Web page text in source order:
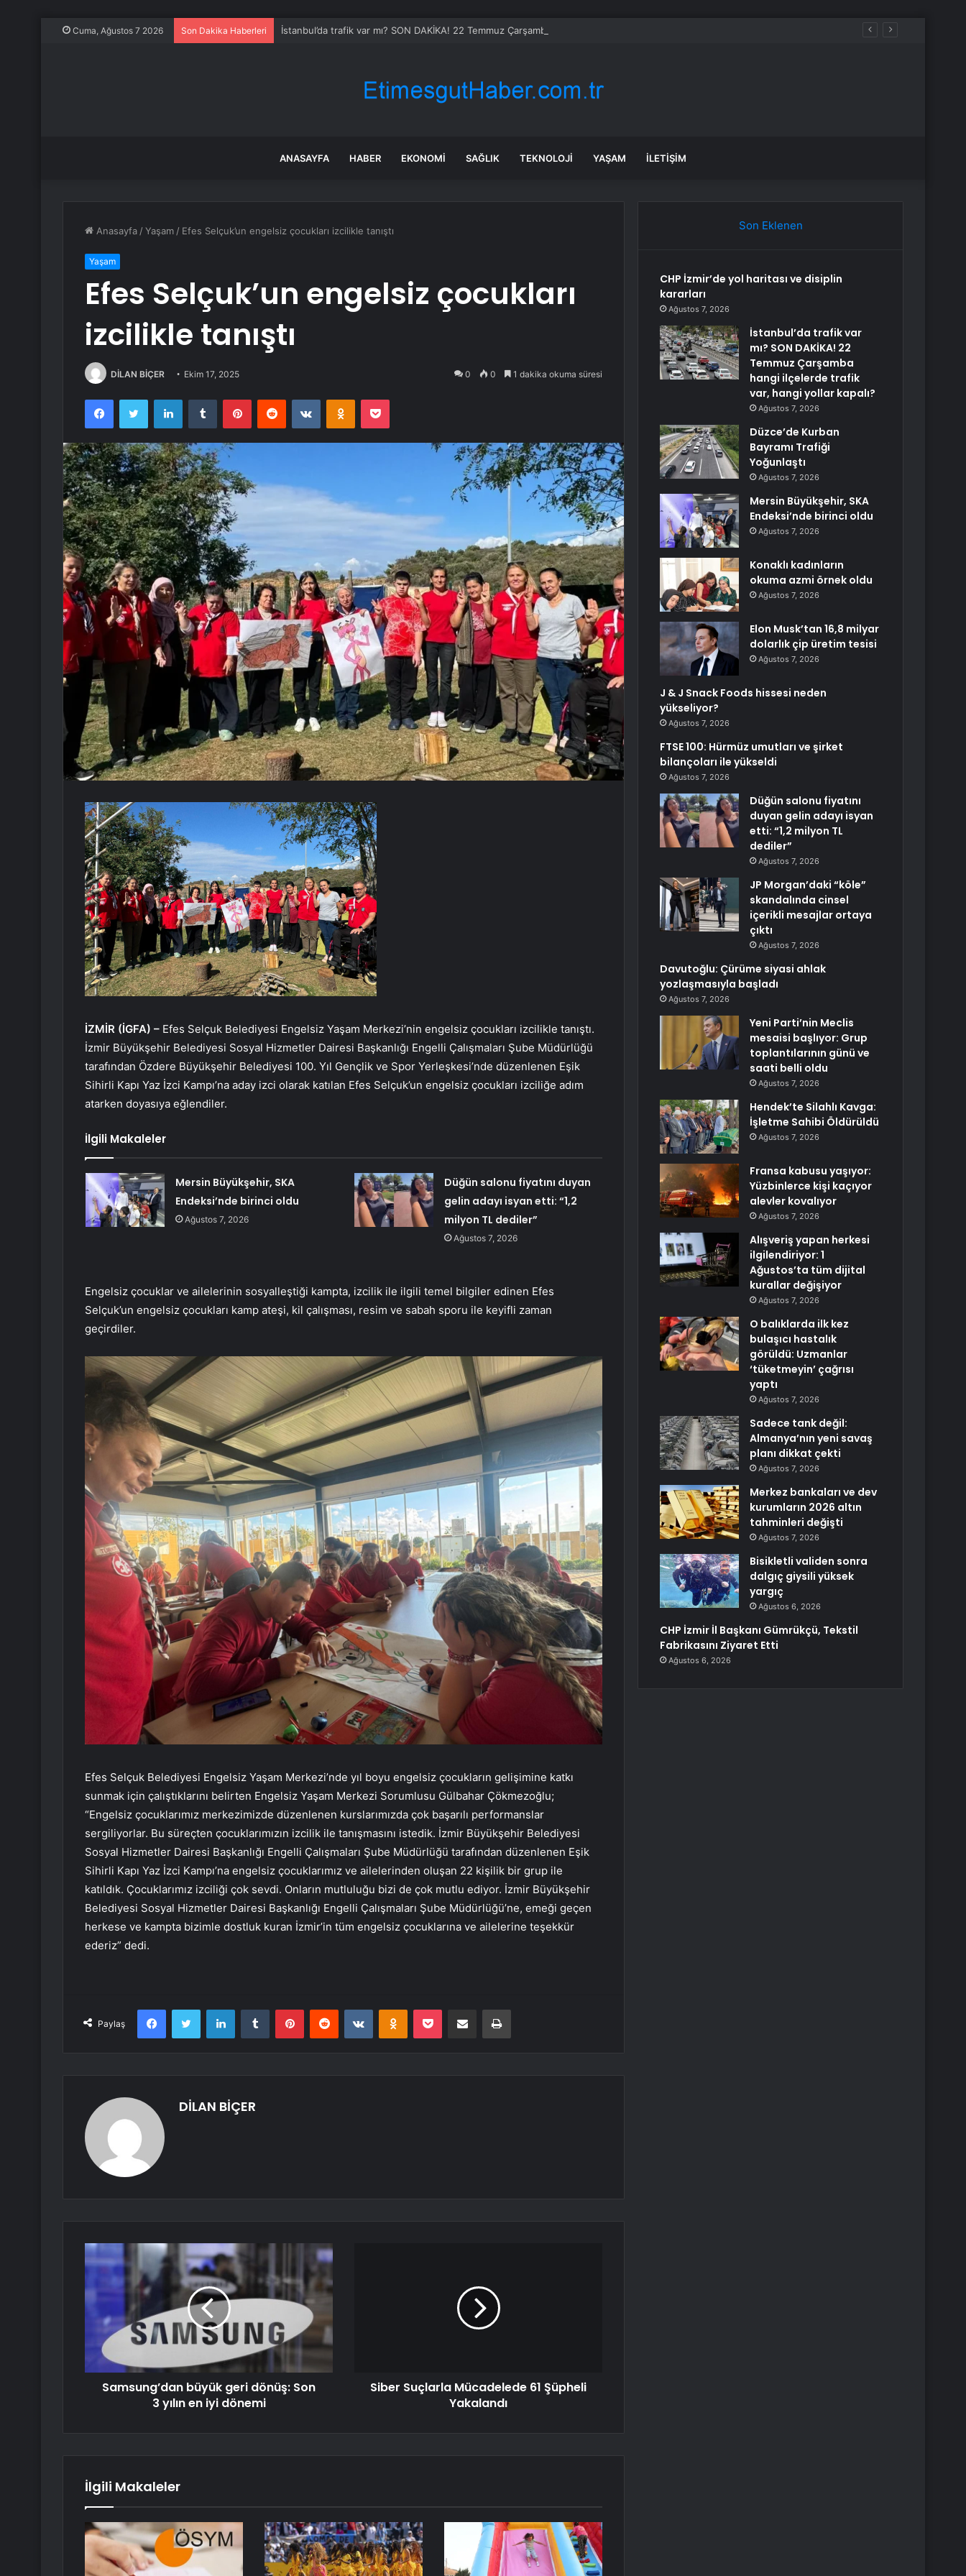
Cuma, Ağustos 7 2026 Son Dakika Haberleri İstanbul’da trafik var mı? SON DAKİKA! 22 Temmuz Çarşamba hangi ilçelerde trafik var, hangi yollar kapalı?
ANASAYFA HABER EKONOMI SAĞLIK TEKNOLOJI YAŞAM İLETIŞIM
Anasayfa /Yaşam / Efes Selçuk’un engelsiz çocukları izcilikle tanıştı
Yaşam
Efes Selçuk’un engelsiz çocukları
izcilikle tanıştı
DİLAN BİÇER Ekim 17, 2025 0 0 1 dakika okuma süresi
FacebookTwitter LinkedInTumblr PinterestReddit VKontakteOdnoklassniki
Pocket
İZMİR (İGFA) – Efes Selçuk Belediyesi Engelsiz Yaşam Merkezi’nin engelsiz çocukları izcilikle tanıştı.
İzmir Büyükşehir Belediyesi Sosyal Hizmetler Dairesi Başkanlığı Engelli Çalışmaları Şube Müdürlüğü
tarafından Özdere Büyükşehir Belediyesi 100. Yıl Gençlik ve Spor Yerleşkesi’nde düzenlenen Eşik
Sihirli Kapı Yaz İzci Kampı’na aday izci olarak katılan Efes Selçuk’un engelsiz çocukları izciliğe adım
atarken doyasıya eğlendiler.
İlgili Makaleler
Mersin Büyükşehir, SKA
Endeksi’nde birinci oldu
Ağustos 7, 2026
Düğün salonu fiyatını duyan
gelin adayı isyan etti: “1,2
milyon TL dediler”
Ağustos 7, 2026
Engelsiz çocuklar ve ailelerinin sosyalleştiği kampta, izcilik ile ilgili temel bilgiler edinen Efes
Selçuk’un engelsiz çocukları kamp ateşi, kil çalışması, resim ve sabah sporu ile keyifli zaman
geçirdiler.
Efes Selçuk Belediyesi Engelsiz Yaşam Merkezi’nde yıl boyu engelsiz çocukların gelişimine katkı
sunmak için çalıştıklarını belirten Engelsiz Yaşam Merkezi Sorumlusu Gülbahar Çökmezoğlu;
“Engelsiz çocuklarımız merkezimizde düzenlenen kurslarımızda çok başarılı performanslar
sergiliyorlar. Bu süreçten çocuklarımızın izcilik ile tanışmasını istedik. İzmir Büyükşehir Belediyesi
Sosyal Hizmetler Dairesi Başkanlığı Engelli Çalışmaları Şube Müdürlüğü tarafından düzenlenen Eşik
Sihirli Kapı Yaz İzci Kampı’na engelsiz çocuklarımız ve ailelerinden oluşan 22 kişilik bir grup ile
katıldık. Çocuklarımız izciliği çok sevdi. Onların mutluluğu bizi de çok mutlu ediyor. İzmir Büyükşehir
Belediyesi Sosyal Hizmetler Dairesi Başkanlığı Engelli Çalışmaları Şube Müdürlüğü’ne, emeği geçen
herkese ve kampta bizimle dostluk kuran İzmir’in tüm engelsiz çocuklarına ve ailelerine teşekkür
ederiz” dedi.
Paylaş
FacebookTwitter LinkedInTumblr PinterestReddit VKontakteOdnoklassniki
Pocket E-Posta ile paylaş Yazdır
DİLAN BİÇER
Samsung’dan büyük geri dönüş: Son
3 yılın en iyi dönemi
Siber Suçlarla Mücadelede 61 Şüpheli
Yakalandı
İlgili Makaleler
Son Eklenen
CHP İzmir’de yol haritası ve disiplin
kararları
Ağustos 7, 2026
İstanbul’da trafik var
mı? SON DAKİKA! 22
Temmuz Çarşamba
hangi ilçelerde trafik
var, hangi yollar kapalı?
Ağustos 7, 2026
Düzce’de Kurban
Bayramı Trafiği
Yoğunlaştı
Ağustos 7, 2026
Mersin Büyükşehir, SKA
Endeksi’nde birinci oldu
Ağustos 7, 2026
Konaklı kadınların
okuma azmi örnek oldu
Ağustos 7, 2026
Elon Musk’tan 16,8 milyar
dolarlık çip üretim tesisi
Ağustos 7, 2026
J & J Snack Foods hissesi neden
yükseliyor?
Ağustos 7, 2026
FTSE 100: Hürmüz umutları ve şirket
bilançoları ile yükseldi
Ağustos 7, 2026
Düğün salonu fiyatını
duyan gelin adayı isyan
etti: “1,2 milyon TL
dediler”
Ağustos 7, 2026
JP Morgan’daki “köle”
skandalında cinsel
içerikli mesajlar ortaya
çıktı
Ağustos 7, 2026
Davutoğlu: Çürüme siyasi ahlak
yozlaşmasıyla başladı
Ağustos 7, 2026
Yeni Parti’nin Meclis
mesaisi başlıyor: Grup
toplantılarının günü ve
saati belli oldu
Ağustos 7, 2026
Hendek’te Silahlı Kavga:
İşletme Sahibi Öldürüldü
Ağustos 7, 2026
Fransa kabusu yaşıyor:
Yüzbinlerce kişi kaçıyor
alevler kovalıyor
Ağustos 7, 2026
Alışveriş yapan herkesi
ilgilendiriyor: 1
Ağustos’ta tüm dijital
kurallar değişiyor
Ağustos 7, 2026
O balıklarda ilk kez
bulaşıcı hastalık
görüldü: Uzmanlar
‘tüketmeyin’ çağrısı
yaptı
Ağustos 7, 2026
Sadece tank değil:
Almanya’nın yeni savaş
planı dikkat çekti
Ağustos 7, 2026
Merkez bankaları ve dev
kurumların 2026 altın
tahminleri değişti
Ağustos 7, 2026
Bisikletli validen sonra
dalgıç giysili yüksek
yargıç
Ağustos 6, 2026
CHP İzmir İl Başkanı Gümrükçü, Tekstil
Fabrikasını Ziyaret Etti
Ağustos 6, 2026